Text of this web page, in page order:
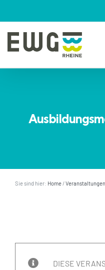
to
content
Sie sind hier: Home/Veranstaltungen
DIESE